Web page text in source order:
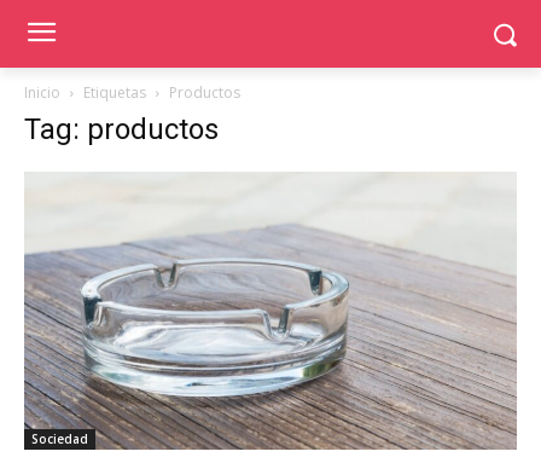
Inicio Etiquetas Productos
Tag: productos
Sociedad